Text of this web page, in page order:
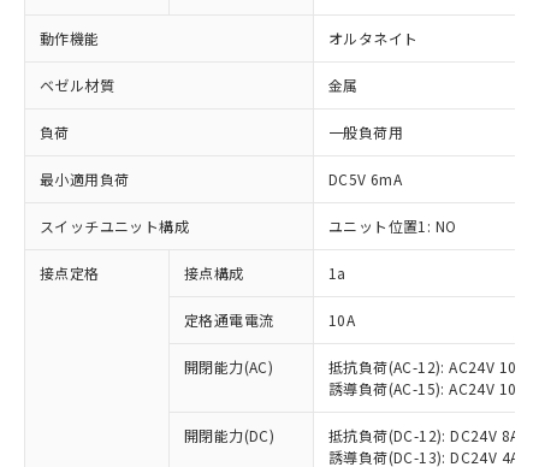
動作機能 オルタネイト
ベゼル材質 金属
負荷 一般負荷用
最小適用負荷 DC5V 6mA
スイッチユニット構成 ユニット位置1: NO
接点定格 接点構成 1a
定格通電電流 10A
開閉能力(AC)
抵抗負荷(AC-12): AC24V 10A/
誘導負荷(AC-15): AC24V
開閉能力(DC)
抵抗負荷(DC-12): DC24V 8A/
誘導負荷(DC-13): DC24V 4A/
ご利用条件
対応済み：EU RoHS指令（10物質）の
非含有に対応した製品が提供可能な商品で
対応予定：EU RoHS指令（10物質）の非含
有に対応した製品に切り替える予定のある